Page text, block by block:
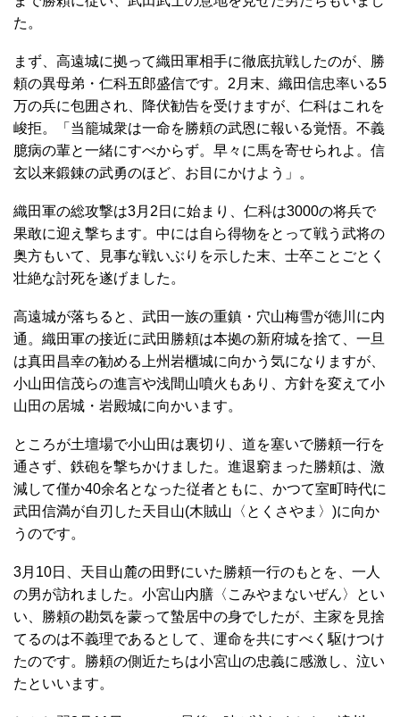
た。
まず、高遠城に拠って織田軍相手に徹底抗戦したのが、勝
頼の異母弟・仁科五郎盛信です。2月末、織田信忠率いる5
万の兵に包囲され、降伏勧告を受けますが、仁科はこれを
峻拒。「当籠城衆は一命を勝頼の武恩に報いる覚悟。不義
臆病の輩と一緒にすべからず。早々に馬を寄せられよ。信
玄以来鍛錬の武勇のほど、お目にかけよう」。
織田軍の総攻撃は3月2日に始まり、仁科は3000の将兵で
果敢に迎え撃ちます。中には自ら得物をとって戦う武将の
奥方もいて、見事な戦いぶりを示した末、士卒ことごとく
壮絶な討死を遂げました。
高遠城が落ちると、武田一族の重鎮・穴山梅雪が徳川に内
通。織田軍の接近に武田勝頼は本拠の新府城を捨て、一旦
は真田昌幸の勧める上州岩櫃城に向かう気になりますが、
小山田信茂らの進言や浅間山噴火もあり、方針を変えて小
山田の居城・岩殿城に向かいます。
ところが土壇場で小山田は裏切り、道を塞いで勝頼一行を
通さず、鉄砲を撃ちかけました。進退窮まった勝頼は、激
減して僅か40余名となった従者ともに、かつて室町時代に
武田信満が自刃した天目山(木賊山〈とくさやま〉)に向か
うのです。
3月10日、天目山麓の田野にいた勝頼一行のもとを、一人
の男が訪れました。小宮山内膳〈こみやまないぜん〉とい
い、勝頼の勘気を蒙って蟄居中の身でしたが、主家を見捨
てるのは不義理であるとして、運命を共にすべく駆けつけ
たのです。勝頼の側近たちは小宮山の忠義に感激し、泣い
たといいます。